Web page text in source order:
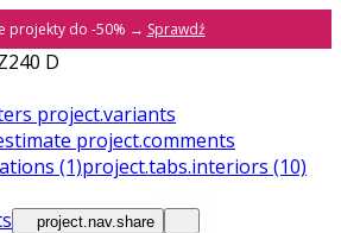
projekty do -50% → Sprawdź
D
project.variants
project.comments
(1)project.tabs.interiors (10)
project.nav.share